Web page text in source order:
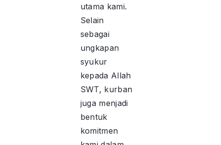
utama kami.
Selain
sebagai
ungkapan
syukur
kepada Allah
SWT, kurban
juga menjadi
bentuk
komitmen